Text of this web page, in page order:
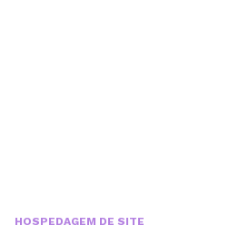
HOSPEDAGEM DE SITE